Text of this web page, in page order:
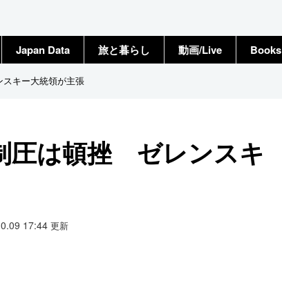
Japan Data 旅と暮らし 動画/Live Books
キー大統領が主張
圧は頓挫 ゼレンスキ
17:44 更新